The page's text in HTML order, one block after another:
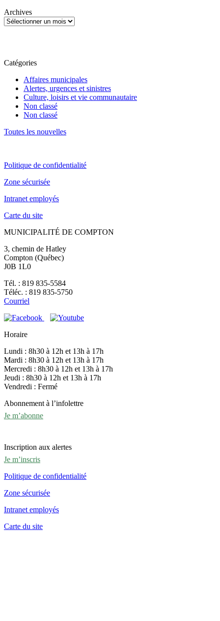
Archives
Catégories
Affaires municipales
Alertes, urgences et sinistres
Culture, loisirs et vie communautaire
Non classé
Non classé
Toutes les nouvelles
Politique de confidentialité
Zone sécurisée
Intranet employés
Carte du site
MUNICIPALITÉ DE COMPTON
3, chemin de Hatley
Compton (Québec)
J0B 1L0
Tél. : 819 835-5584
Téléc. : 819 835-5750
Courriel
Horaire
Lundi : 8h30 à 12h et 13h à 17h
Mardi : 8h30 à 12h et 13h à 17h
Mercredi : 8h30 à 12h et 13h à 17h
Jeudi : 8h30 à 12h et 13h à 17h
Vendredi : Fermé
Abonnement à l’infolettre
Je m’abonne
Inscription aux alertes
Je m’inscris
Politique de confidentialité
Zone sécurisée
Intranet employés
Carte du site